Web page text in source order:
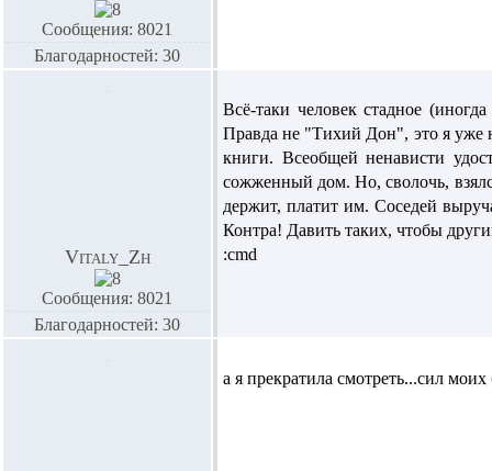
Сообщения: 8021
Благодарностей: 30
Vitaly_Zh
Сообщения: 8021
Благодарностей: 30
Всё-таки человек стадное
Правда не "Тихий Дон", это я уже
книги. Всеобщей ненависти
сожженный дом. Но, сволочь,
держит, платит им. Соседей
Контра! Давить таких, чтобы
:cmd
а я прекратила смотреть...сил